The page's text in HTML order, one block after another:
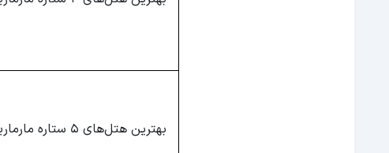
بهترین هتل‌های 5 ستاره مارماریس